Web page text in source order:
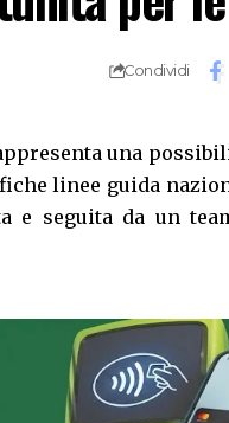
Condividi
una
linee guida
e seguita da un